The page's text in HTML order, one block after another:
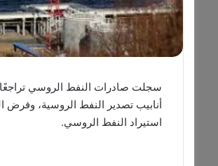
سجلت صادرات النفط الروسي
استيراد النفط الروسي.